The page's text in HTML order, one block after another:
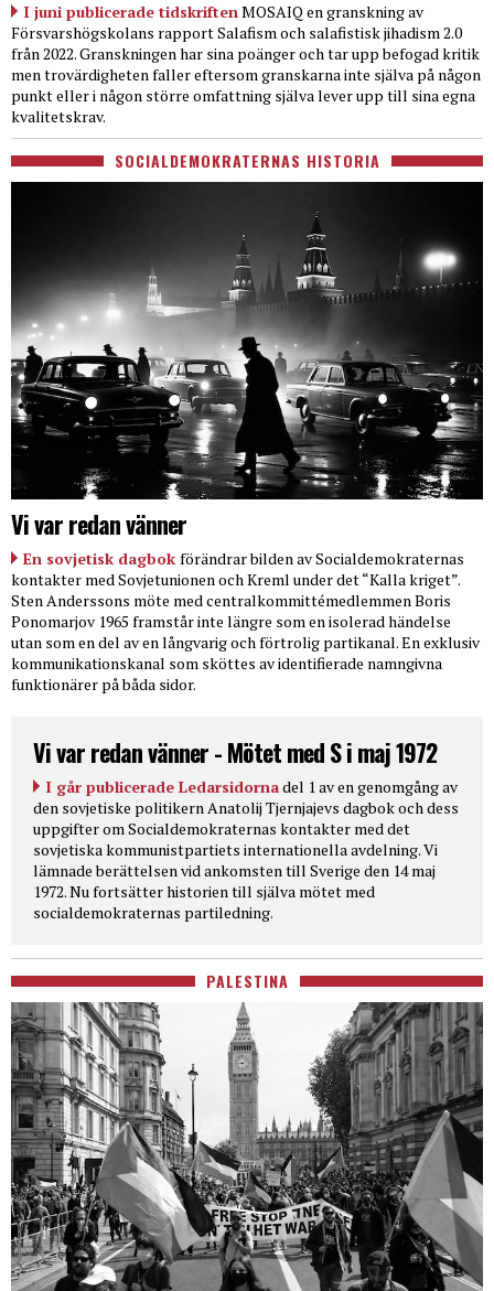
I juni publicerade tidskriftenMOSAIQ en granskning av
Försvarshögskolans rapport Salafism och salafistisk jihadism 2.0
från 2022. Granskningen har sina poänger och tar upp befogad kritik
men trovärdigheten faller eftersom granskarna inte själva på någon
punkt eller i någon större omfattning själva lever upp till sina egna
kvalitetskrav.
SOCIALDEMOKRATERNAS HISTORIA
Vi var redan vänner
En sovjetisk dagbok förändrar bilden av Socialdemokraternas
kontakter med Sovjetunionen och Kreml under det “Kalla kriget”.
Sten Anderssons möte med centralkommittémedlemmen Boris
Ponomarjov 1965 framstår inte längre som en isolerad händelse
utan som en del av en långvarig och förtrolig partikanal. En exklusiv
kommunikationskanal som sköttes av identifierade namngivna
funktionärer på båda sidor.
Vi var redan vänner - Mötet med S i maj 1972
I går publicerade Ledarsidornadel 1 av en genomgång av
den sovjetiske politikern Anatolij Tjernjajevs dagbok och dess
uppgifter om Socialdemokraternas kontakter med det
sovjetiska kommunistpartiets internationella avdelning. Vi
lämnade berättelsen vid ankomsten till Sverige den 14 maj
1972. Nu fortsätter historien till själva mötet med
socialdemokraternas partiledning.
PALESTINA